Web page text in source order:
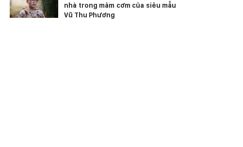
nhà trong mâm cơm của siêu mẫu
Vũ Thu Phương